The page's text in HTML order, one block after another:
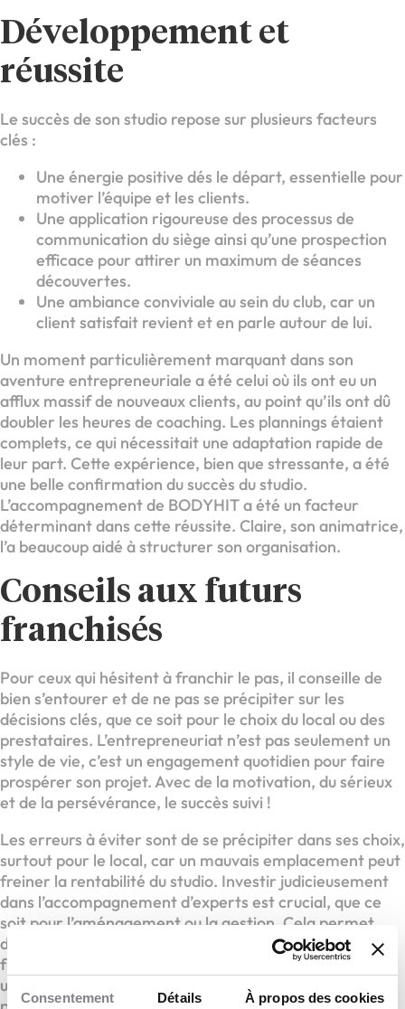
Consentement Détails À propos des cookies
Développement et
réussite
Le succès de son studio repose sur plusieurs facteurs
clés :
Une énergie positive dés le départ, essentielle pour
motiver l’équipe et les clients.
Une application rigoureuse des processus de
communication du siège ainsi qu’une prospection
efficace pour attirer un maximum de séances
découvertes.
Une ambiance conviviale au sein du club, car un
client satisfait revient et en parle autour de lui.
Un moment particulièrement marquant dans son
aventure entrepreneuriale a été celui où ils ont eu un
afflux massif de nouveaux clients, au point qu’ils ont dû
doubler les heures de coaching. Les plannings étaient
complets, ce qui nécessitait une adaptation rapide de
leur part. Cette expérience, bien que stressante, a été
une belle confirmation du succès du studio.
L’accompagnement de BODYHIT a été un facteur
déterminant dans cette réussite. Claire, son animatrice,
l’a beaucoup aidé à structurer son organisation.
Conseils aux futurs
franchisés
Pour ceux qui hésitent à franchir le pas, il conseille de
bien s’entourer et de ne pas se précipiter sur les
décisions clés, que ce soit pour le choix du local ou des
prestataires. L’entrepreneuriat n’est pas seulement un
style de vie, c’est un engagement quotidien pour faire
prospérer son projet. Avec de la motivation, du sérieux
et de la persévérance, le succès suivi !
Les erreurs à éviter sont de se précipiter dans ses choix,
surtout pour le local, car un mauvais emplacement peut
freiner la rentabilité du studio. Investir judicieusement
dans l’accompagnement d’experts est crucial, que ce
soit pour l’aménagement ou la gestion. Cela permet
d’éviter bien des difficultés sur le long terme. Pour les
futurs franchisés : si vous êtes prêts à vous lancer dans
une aventure passionnante et dynamique, ne doutez